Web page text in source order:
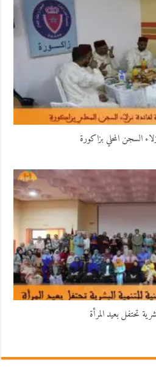
السجن المحلي بزاكورة
تحتفل بعيد المرأة